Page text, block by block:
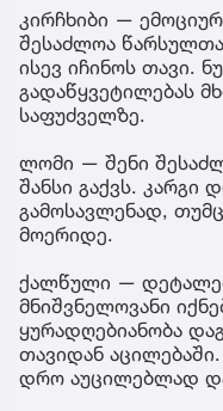
კირჩხიბი —
შესაძლოა
ისევ იჩინოს თავი.
გადაწყვეტილებას
საფუძველზე.
ლომი — შენი
შანსი გაქვს. კარგი
გამოსავლენად,
მოერიდე.
ქალწული —
მნიშვნელოვანი
ყურადღებიანობა
თავიდან
დრო აუცილებლად